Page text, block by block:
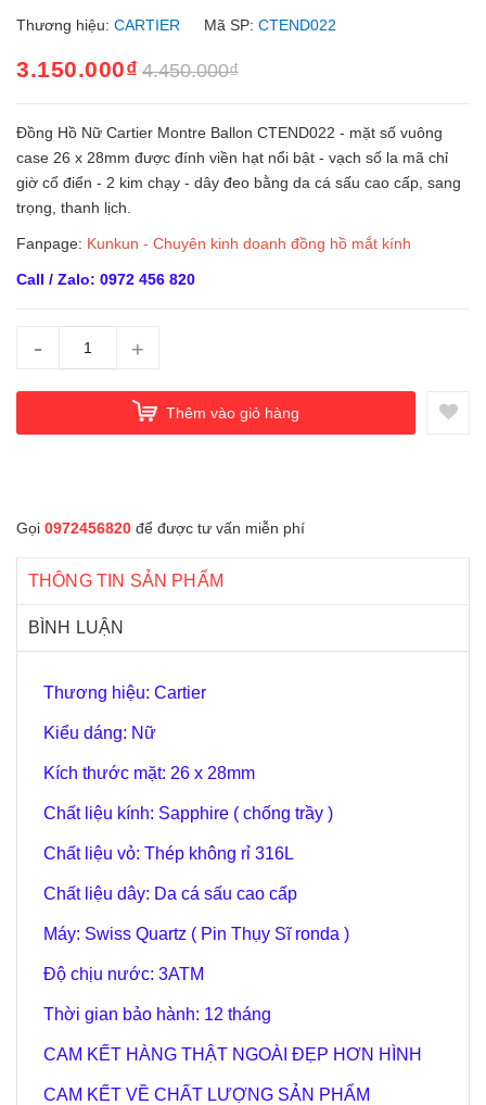
Thương hiệu: CARTIER Mã SP: CTEND022
3.150.000₫ 4.450.000₫
Đồng Hồ Nữ Cartier Montre Ballon CTEND022 - mặt số vuông
case 26 x 28mm được đính viền hạt nổi bật - vạch số la mã chỉ
giờ cổ điển - 2 kim chạy - dây đeo bằng da cá sấu cao cấp, sang
trọng, thanh lịch.
Fanpage: Kunkun - Chuyên kinh doanh đồng hồ mắt kính
Call / Zalo: 0972 456 820
- +
Thêm vào giỏ hàng
Gọi 0972456820 để được tư vấn miễn phí
THÔNG TIN SẢN PHẨM
BÌNH LUẬN
Thương hiệu: Cartier
Kiểu dáng: Nữ
Kích thước mặt: 26 x 28mm
Chất liệu kính: Sapphire ( chống trầy )
Chất liệu vỏ: Thép không rỉ 316L
Chất liệu dây: Da cá sấu cao cấp
Máy: Swiss Quartz ( Pin Thụy Sĩ ronda )
Độ chịu nước: 3ATM
Thời gian bảo hành: 12 tháng
CAM KẾT HÀNG THẬT NGOÀI ĐẸP HƠN HÌNH
CAM KẾT VỀ CHẤT LƯỢNG SẢN PHẨM